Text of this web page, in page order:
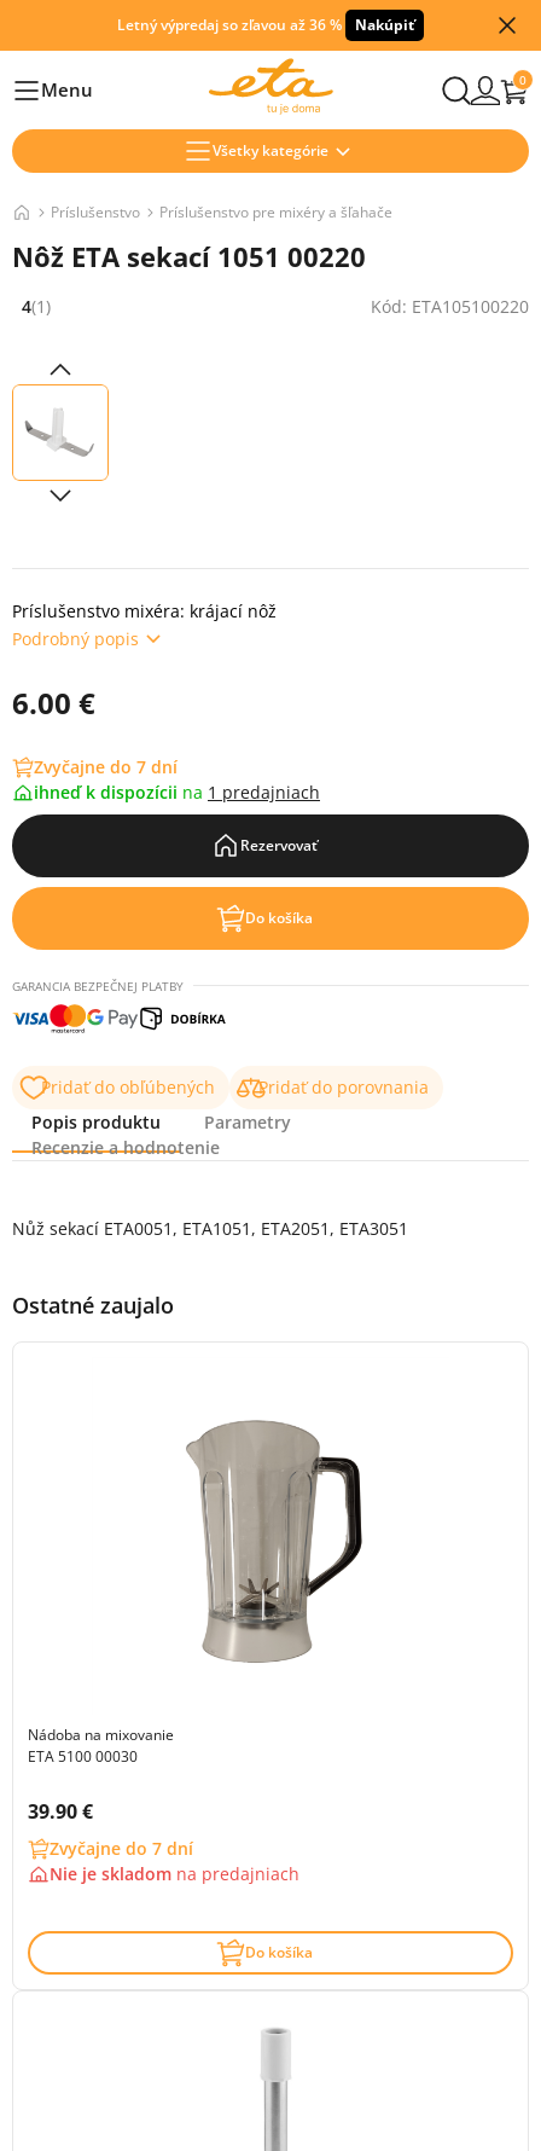
Letný výpredaj so zľavou až 36 % Nakúpiť
HlavníMenu 0
Všetky kategórie
Príslušenstvo Príslušenstvo pre mixéry a šľahače
Nôž ETA sekací 1051 00220
Hodnocení: 4 z 5 (1 recenzí)
4(1) Kód: ETA105100220
Príslušenstvo mixéra: krájací nôž
Podrobný popis
6.00 €
Zvyčajne do 7 dní
ihneď k dispozícii na 1 predajniach
Rezervovať
Do košíka
GARANCIA BEZPEČNEJ PLATBY
Pridať do obľúbených
Pridať do porovnania
Popis produktu
Parametry
Recenzie a hodnotenie
Nůž sekací ETA0051, ETA1051, ETA2051, ETA3051
Ostatné zaujalo
Nádoba na mixovanie
ETA 5100 00030
Cena s DPH:
39.90 €
Zvyčajne do 7 dní
Nie je skladom na predajniach
Do košíka